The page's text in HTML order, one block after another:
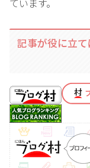
ています。
記事が役に立